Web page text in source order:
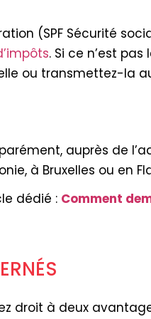
(SPF Sécurité
. Si ce n’est pas
ou transmettez-la
auprès de
à Bruxelles ou en
dédié : Comment
droit à deux